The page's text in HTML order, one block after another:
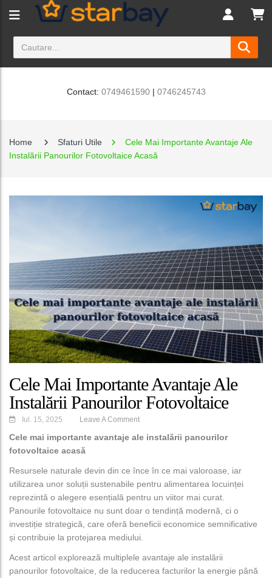
Contact: 0749461590| 0746245743
Home Sfaturi Utile
Cele Mai Importante Avantaje Ale
Instalării Panourilor Fotovoltaice Acasă
Cele Mai Importante Avantaje Ale
Instalării Panourilor Fotovoltaice
Acasă
Iul. 15, 2025 Leave A Comment
Cele mai importante avantaje ale instalării panourilor
fotovoltaice acasă
Resursele naturale devin din ce înce în ce mai valoroase, iar
utilizarea unor soluții sustenabile pentru alimentarea locuinței
reprezintă o alegere esențială pentru un viitor mai curat.
Panourile fotovoltaice nu sunt doar o tendință modernă, ci o
investiție strategică, care oferă beneficii economice semnificative
și contribuie la protejarea mediului.
Acest articol explorează multiplele avantaje ale instalării
panourilor fotovoltaice, de la reducerea facturilor la energie până